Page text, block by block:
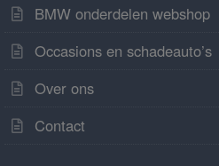
BMW onderdelen webshop
Occasions en schadeauto’s
Over ons
Contact